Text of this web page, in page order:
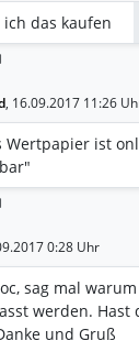
ich das kaufen
, 16.09.2017 11:26
Wertpapier ist
0:28 Uhr
sag mal
werden. Hast
und Gruß